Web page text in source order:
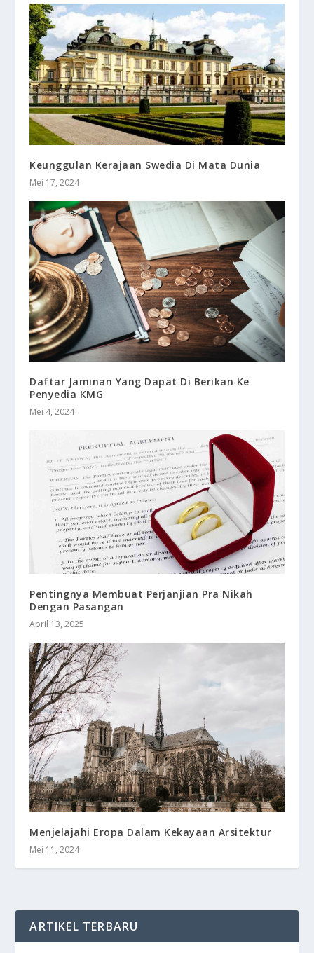
Keunggulan Kerajaan Swedia Di Mata Dunia
Mei 17, 2024
Daftar Jaminan Yang Dapat Di Berikan Ke
Penyedia KMG
Mei 4, 2024
Pentingnya Membuat Perjanjian Pra Nikah
Dengan Pasangan
April 13, 2025
Menjelajahi Eropa Dalam Kekayaan Arsitektur
Mei 11, 2024
ARTIKEL TERBARU